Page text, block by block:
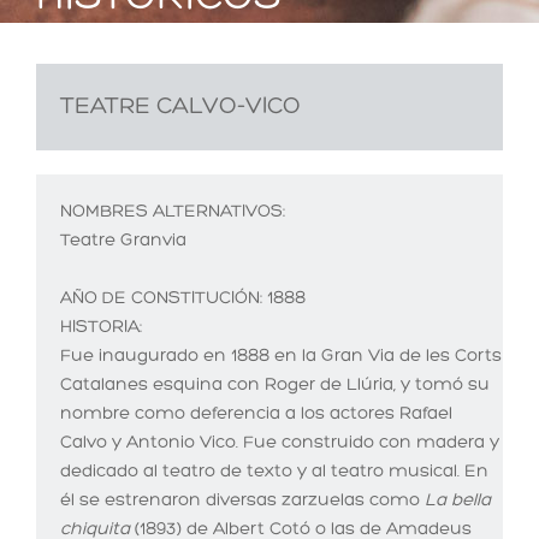
TEATRE CALVO-VICO
NOMBRES ALTERNATIVOS:
Teatre Granvia
AÑO DE CONSTITUCIÓN: 1888
HISTORIA:
Fue inaugurado en 1888 en la Gran Via de les Corts
Catalanes esquina con Roger de Llúria, y tomó su
nombre como deferencia a los actores Rafael
Calvo y Antonio Vico. Fue construido con madera y
dedicado al teatro de texto y al teatro musical. En
él se estrenaron diversas zarzuelas como La bella
chiquita(1893) de Albert Cotó o las de Amadeus